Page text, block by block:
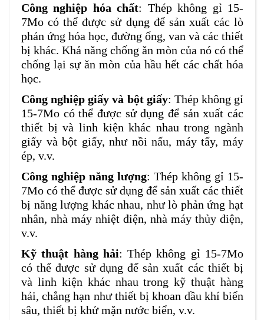
Công nghiệp hóa chất: Thép không gỉ 15-
7Mo có thể được sử dụng để sản xuất các lò
phản ứng hóa học, đường ống, van và các thiết
bị khác. Khả năng chống ăn mòn của nó có thể
chống lại sự ăn mòn của hầu hết các chất hóa
học.
Công nghiệp giấy và bột giấy: Thép không gỉ
15-7Mo có thể được sử dụng để sản xuất các
thiết bị và linh kiện khác nhau trong ngành
giấy và bột giấy, như nồi nấu, máy tẩy, máy
ép, v.v.
Công nghiệp năng lượng: Thép không gỉ 15-
7Mo có thể được sử dụng để sản xuất các thiết
bị năng lượng khác nhau, như lò phản ứng hạt
nhân, nhà máy nhiệt điện, nhà máy thủy điện,
v.v.
Kỹ thuật hàng hải: Thép không gỉ 15-7Mo
có thể được sử dụng để sản xuất các thiết bị
và linh kiện khác nhau trong kỹ thuật hàng
hải, chẳng hạn như thiết bị khoan dầu khí biển
sâu, thiết bị khử mặn nước biển, v.v.